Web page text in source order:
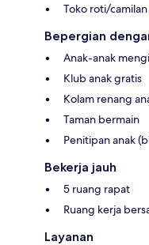
Toko roti/camilan
Bepergian
Anak-anak
Klub anak gratis
Kolam renang
Taman bermain
Penitipan anak
Bekerja jauh
5 ruang rapat
Ruang kerja
Layanan